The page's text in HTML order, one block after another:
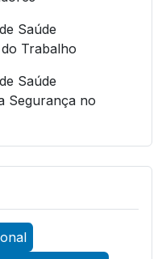
Saúde
Trabalho
Saúde
Segurança no
Saúde
Segurança no
Saúde
Segurança no